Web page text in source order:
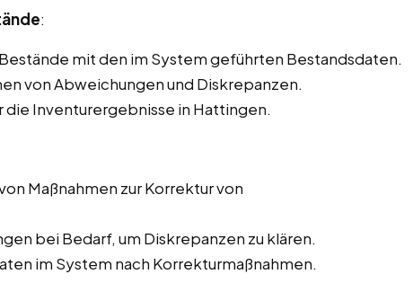
:
mit den im System geführten Bestandsdaten.
von Abweichungen und Diskrepanzen.
Inventurergebnisse in Hattingen.
Maßnahmen zur Korrektur von
bei Bedarf, um Diskrepanzen zu klären.
im System nach Korrekturmaßnahmen.